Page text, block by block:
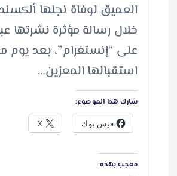
العميق لوفاة نجلها
خلال رسالة مؤثرة نشرتها
على “إنستغرام”، بعد يوم
استقبالها المعزين…
شارك هذا الموضوع:
فيس بوك X
معجب بهذه: